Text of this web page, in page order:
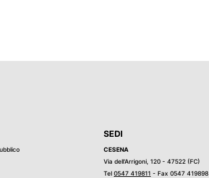
SEDI
CESENA
Via dell’Arrigoni, 120 - 47522 (FC)
Tel 0547 419811 - Fax 0547 419898